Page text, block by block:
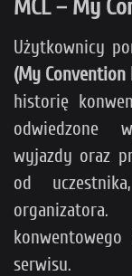
MCL – My
Użytkownicy
(My Convention
historię
odwiedzone
wyjazdy oraz
od
serwisu.